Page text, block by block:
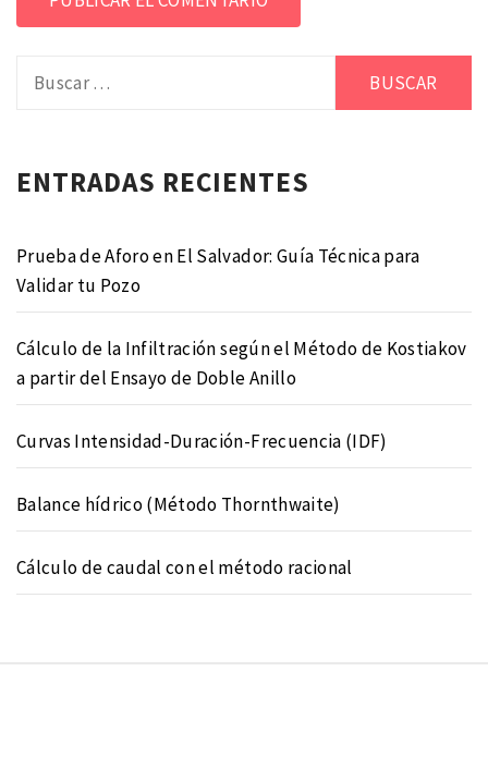
ENTRADAS RECIENTES
Prueba de Aforo en El Salvador: Guía Técnica para
Validar tu Pozo
Cálculo de la Infiltración según el Método de Kostiakov
a partir del Ensayo de Doble Anillo
Curvas Intensidad-Duración-Frecuencia (IDF)
Balance hídrico (Método Thornthwaite)
Cálculo de caudal con el método racional